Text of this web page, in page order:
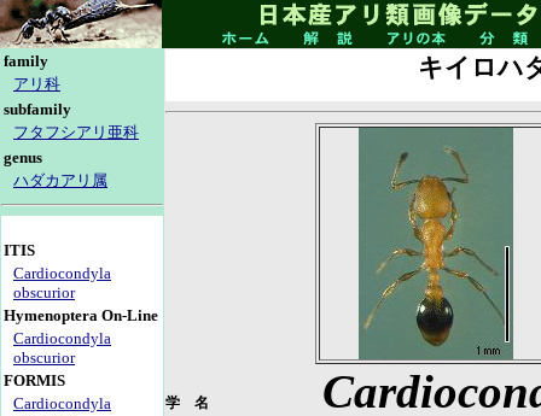
family
アリ科
subfamily
フタフシアリ亜科
genus
ハダカアリ属
ITIS
Cardiocondyla
obscurior
Hymenoptera On-Line
Cardiocondyla
obscurior
FORMIS
Cardiocondyla
キイロハ
学 名